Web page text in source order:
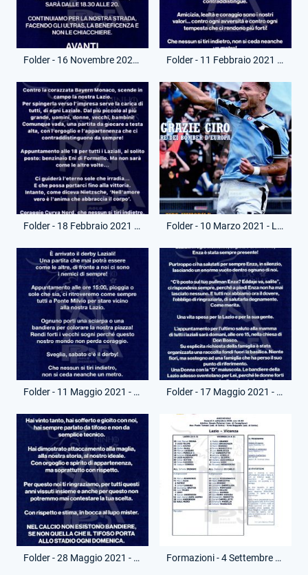
Folder - 16 Novembre 2020 - Comunicato Ultras Lazio - Raccolta Indumenti Senzatetto Folder - 11 Febbraio 2021 - Comunicato Ultras Lazio - Prima di Inter-Lazio
Folder - 18 Febbraio 2021 - Comunicato Ultras Lazio - Prima di Lazio-Bayern Monaco Folder - 10 Marzo 2021 - Locandina RadioSei - Premiazione Scarpa d'Oro Ciro Immobile
Folder - 11 Maggio 2021 - Comunicato Ultras Lazio - Prima di Roma-Lazio Folder - 17 Maggio 2021 - Comunicato Ultras Lazio - Morte Enza
Folder - 28 Maggio 2021 - Comunicato Ultras Lazio - Saluto a Simone Inzaghi Formazioni - 4 Settembre 2020 - Amichevole - Lazio-L.R.Vicenza Virtus